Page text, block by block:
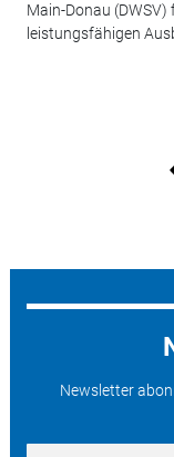
Main-Donau
leistungsfähigen
Newsletter